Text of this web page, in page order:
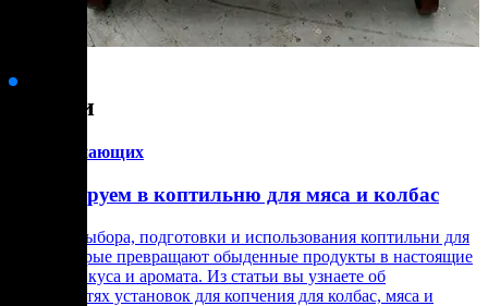
Статьи
для начинающих
Инвестируем в коптильню для мяса и колбас
Нюансы выбора, подготовки и использования коптильни для
мяса, которые превращают обыденные продукты в настоящие
шедевры вкуса и аромата. Из статьи вы узнаете об
особенностях установок для копчения для колбас, мяса и